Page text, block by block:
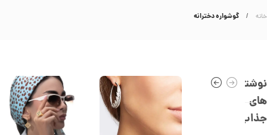
خانه گوشواره دخترانه
نوشته
های
جذاب
8
0
,